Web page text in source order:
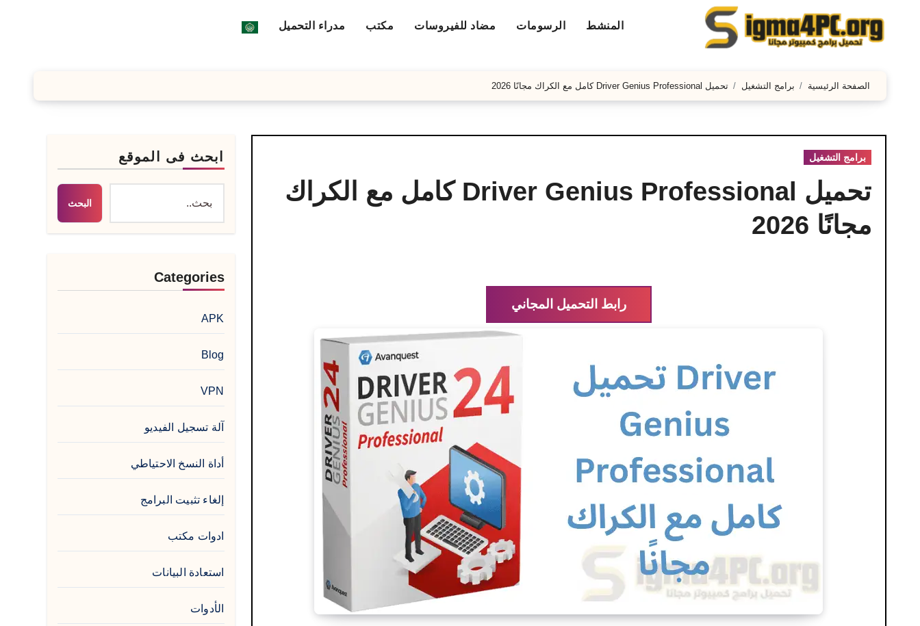
المنشط الرسومات مضاد للفيروسات مكتب مدراء التحميل
الصفحة الرئيسية برامج التشغيل تحميل Driver Genius Professional كامل مع الكراك مجانًا 2026
برامج التشغيل
تحميل Driver Genius Professional كامل مع الكراك
مجانًا 2026
رابط التحميل المجاني
ابحث فى الموقع
البحث
Categories
APK
Blog
VPN
آلة تسجيل الفيديو
أداة النسخ الاحتياطي
إلغاء تثبيت البرامج
ادوات مكتب
استعادة البيانات
الأدوات